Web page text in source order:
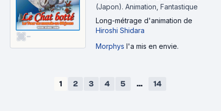
-
(Japon). Animation, Fantastique
Long-métrage d'animation de
Hiroshi Shidara
Morphys l'a mis en envie.
1 2 3 4 5 ... 14